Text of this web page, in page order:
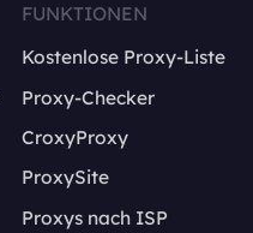
FUNKTIONEN
Kostenlose Proxy-Liste
Proxy-Checker
CroxyProxy
ProxySite
Proxys nach ISP